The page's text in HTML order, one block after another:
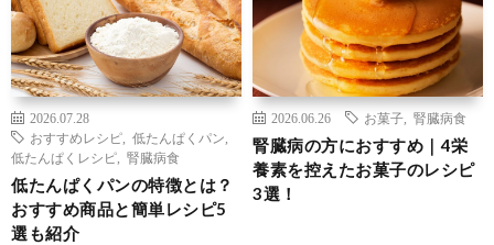
2026.07.28
おすすめレシピ
低たんぱくパン
低たんぱくレシピ
腎臓病食
低たんぱくパンの特徴とは？
おすすめ商品と簡単レシピ5
選も紹介
2026.06.26 お菓子 腎臓病食
腎臓病の方におすすめ｜4栄
養素を控えたお菓子のレシピ
3選！